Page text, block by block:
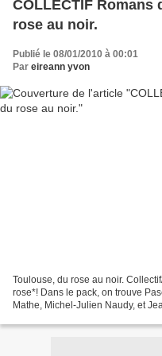
COLLECTIF Romans
rose au noir.
Publié le 08/01/2010 à 00:01
Par eireann yvon
Toulouse, du rose au noir.
rose*! Dans le pack, on trouve
Mathe, Michel-Julien Naudy, et